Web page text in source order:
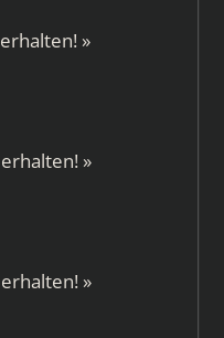
erhalten! »
erhalten! »
erhalten! »